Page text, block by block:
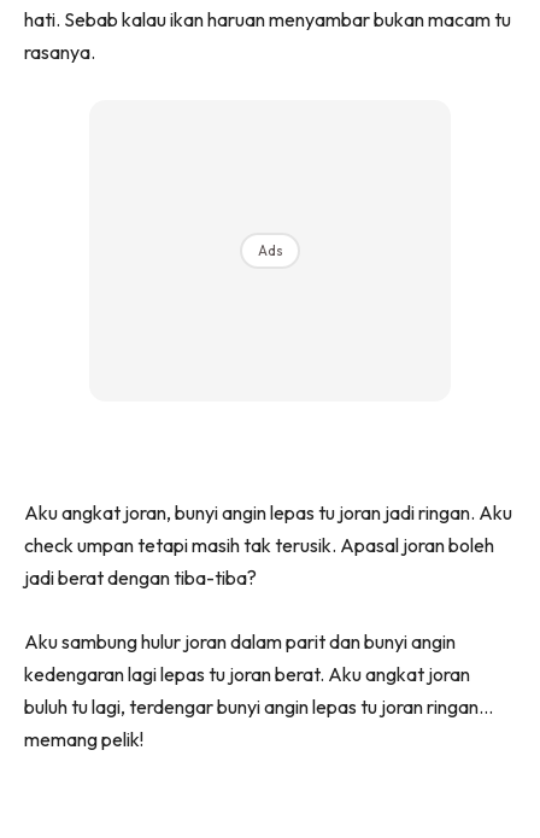
hati. Sebab kalau ikan haruan menyambar bukan macam tu
rasanya.
Ads
Aku angkat joran, bunyi angin lepas tu joran jadi ringan. Aku
check umpan tetapi masih tak terusik. Apasal joran boleh
jadi berat dengan tiba-tiba?
Aku sambung hulur joran dalam parit dan bunyi angin
kedengaran lagi lepas tu joran berat. Aku angkat joran
buluh tu lagi, terdengar bunyi angin lepas tu joran ringan…
memang pelik!